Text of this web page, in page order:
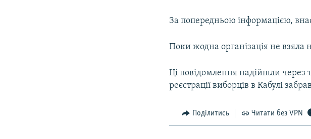
За попередньою інформацією,
Поки жодна організація не взяла
Ці повідомлення надійшли через
реєстрації виборців в Кабулі
Поділитись Читати без VPN